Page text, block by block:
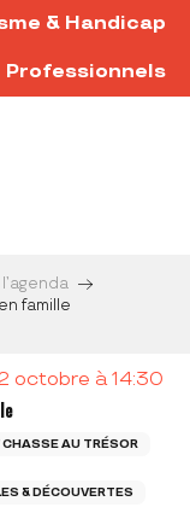
& Handicap
Professionnels
famille
octobre à 14:30
AU TRÉSOR
& DÉCOUVERTES